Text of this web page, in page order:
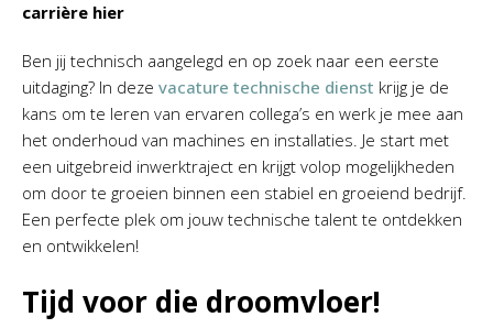
carrière hier
Ben jij technisch aangelegd en op zoek naar een eerste
uitdaging? In deze vacature technische dienst krijg je de
kans om te leren van ervaren collega’s en werk je mee aan
het onderhoud van machines en installaties. Je start met
een uitgebreid inwerktraject en krijgt volop mogelijkheden
om door te groeien binnen een stabiel en groeiend bedrijf.
Een perfecte plek om jouw technische talent te ontdekken
en ontwikkelen!
Tijd voor die droomvloer!